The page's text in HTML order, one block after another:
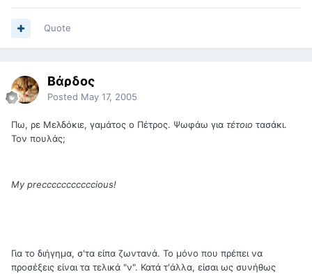
Quote
Βάρδος
Posted May 17, 2005
Πω, ρε Μελδόκιε, γαμάτος ο Πέτρος. Ψωφάω για τέτοιο τασάκι.
Τον πουλάς;
My precccccccccccious!
Για το διήγημα, σ'τα είπα ζωντανά. Το μόνο που πρέπει να
προσέξεις είναι τα τελικά "ν". Κατά τ'άλλα, είσαι ως συνήθως